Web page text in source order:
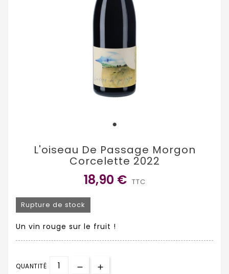
L'oiseau De Passage Morgon
Corcelette 2022
18,90 € TTC
Rupture de stock
Un vin rouge sur le fruit !
QUANTITÉ